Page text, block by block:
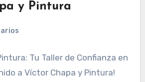
y Pintura
Tu Taller de Confianza en
a Víctor Chapa y Pintura!